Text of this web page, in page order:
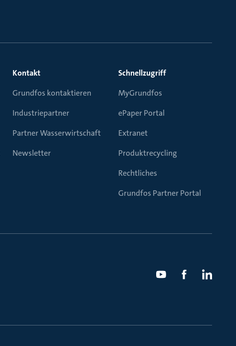
Kontakt
Grundfos kontaktieren
Industriepartner
Partner Wasserwirtschaft
Newsletter
Schnellzugriff
MyGrundfos
ePaper Portal
Extranet
Produktrecycling
Rechtliches
Grundfos Partner Portal